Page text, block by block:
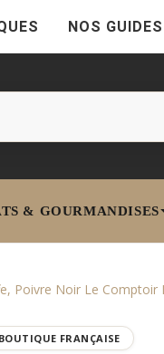
NOS GUIDES
& GOURMANDISES
Poivre Noir Le Comptoir
BOUTIQUE FRANÇAISE